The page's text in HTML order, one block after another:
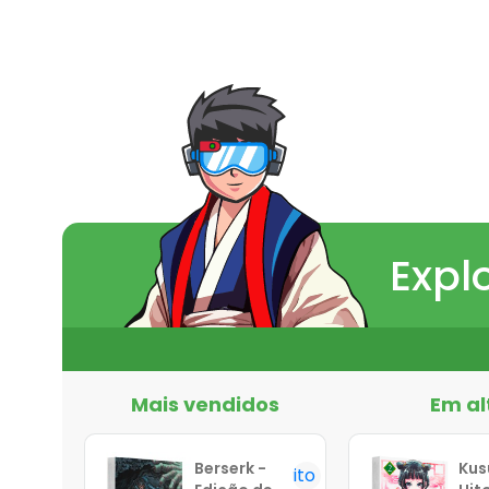
Mais vendidos
Berserk -Favorito
Em